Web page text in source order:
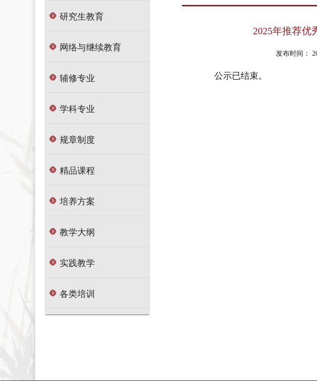
研究生教育
网络与继续教育
辅修专业
学科专业
规章制度
精品课程
培养方案
教学大纲
实践教学
各类培训
2025年推荐优
发布时间：
公示已结束。